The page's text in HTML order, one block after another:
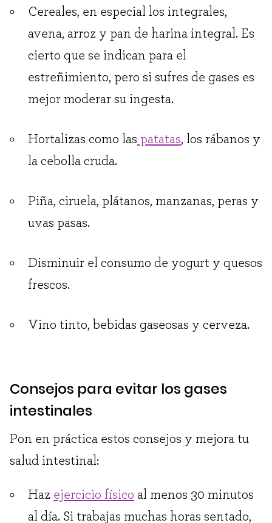
Cereales, en especial los integrales,
avena, arroz y pan de harina integral. Es
cierto que se indican para el
estreñimiento, pero si sufres de gases es
mejor moderar su ingesta.
Hortalizas como las patatas, los rábanos y
la cebolla cruda.
Piña, ciruela, plátanos, manzanas, peras y
uvas pasas.
Disminuir el consumo de yogurt y quesos
frescos.
Vino tinto, bebidas gaseosas y cerveza.
Consejos para evitar los gases
intestinales
Pon en práctica estos consejos y mejora tu
salud intestinal:
Haz ejercicio físico al menos 30 minutos
al día. Si trabajas muchas horas sentado,